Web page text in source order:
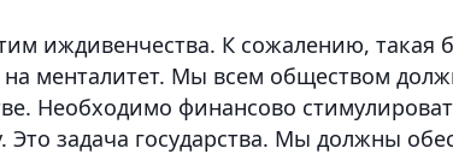
иждивенчества. К сожалению, такая
на менталитет. Мы всем обществом
Необходимо финансово
Это задача государства. Мы должны